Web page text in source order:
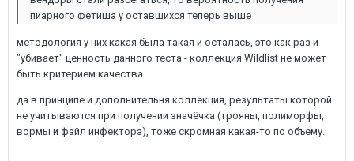
пиарного фетиша у оставшихся теперь выше
методология у них какая была такая и осталась, это как раз и
"убивает" ценность данного теста - коллекция Wildlist не может
быть критерием качества.
да в принципе и дополнительня коллекция, результаты которой
не учитываются при получении значёчка (трояны, полиморфы,
вормы и файл инфекторз), тоже скромная какая-то по объему.